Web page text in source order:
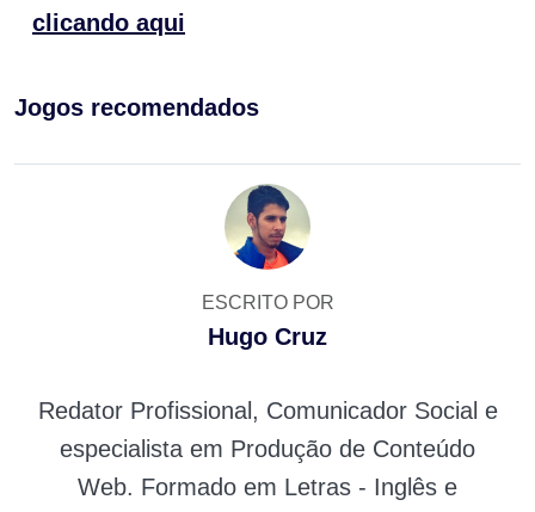
clicando aqui
Jogos recomendados
ESCRITO POR
Hugo Cruz
Redator Profissional, Comunicador Social e
especialista em Produção de Conteúdo
Web. Formado em Letras - Inglês e